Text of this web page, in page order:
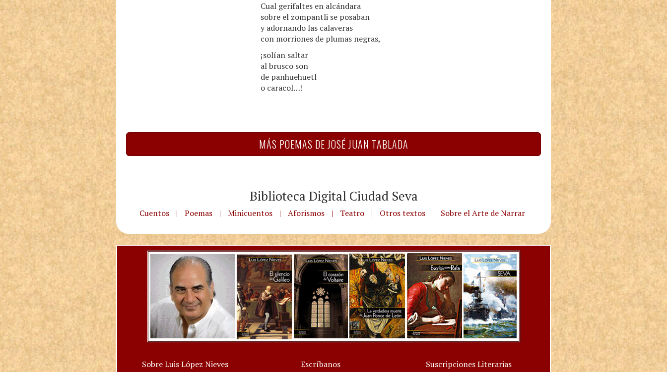
Cual gerifaltes en alcándara
sobre el zompantli se posaban
y adornando las calaveras
con morriones de plumas negras,
¡solían saltar
al brusco son
de panhuehuetl
o caracol…!
MÁS POEMAS DE JOSÉ JUAN TABLADA
Biblioteca Digital Ciudad Seva
Cuentos | Poemas | Minicuentos | Aforismos | Teatro | Otros textos | Sobre el Arte de Narrar
Sobre Luis López Nieves Escríbanos Suscripciones Literarias